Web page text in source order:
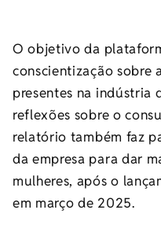
O objetivo da
conscientização sobre
presentes na indústria
reflexões sobre o
relatório também faz
da empresa para dar
mulheres, após o
em março de 2025.